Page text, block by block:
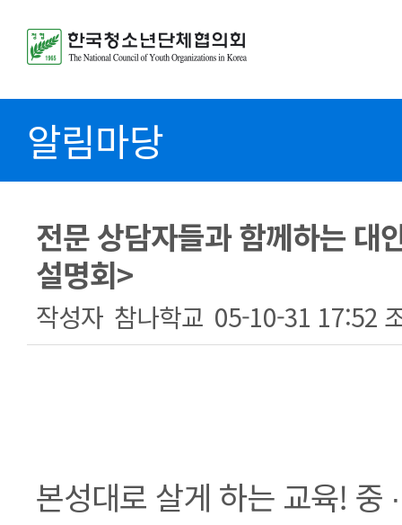
알림마당
전문 상담자들과 함께하는 대
설명회>
작성자 참나학교 05-10-31 17:52
본성대로 살게 하는 교육! 중